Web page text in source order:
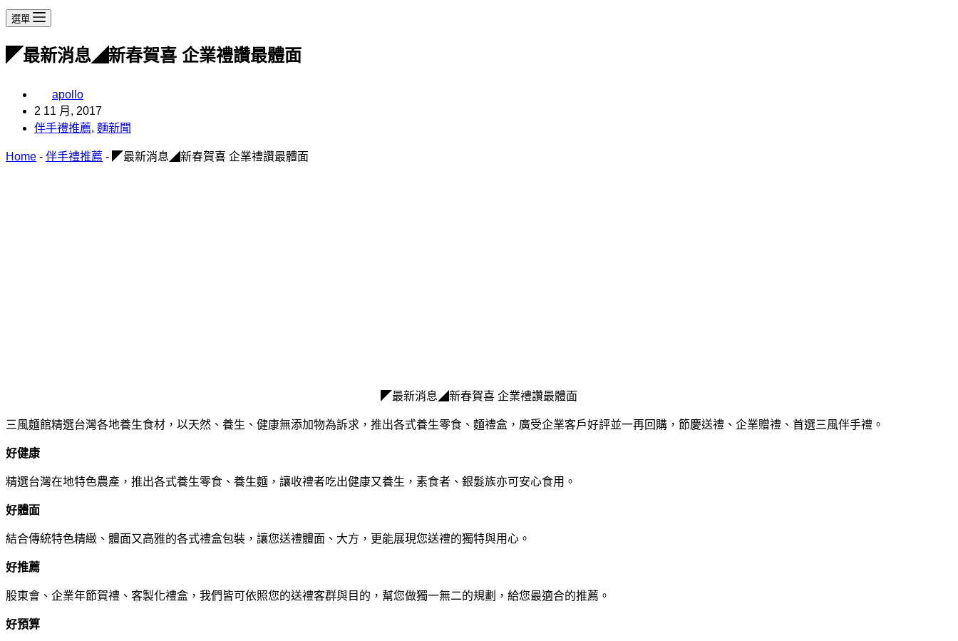
選單
◤最新消息◢新春賀喜 企業禮讚最體面
apollo
2 11 月, 2017
伴手禮推薦, 麵新聞
Home - 伴手禮推薦 - ◤最新消息◢新春賀喜 企業禮讚最體面
◤最新消息◢新春賀喜 企業禮讚最體面
三風麵館精選台灣各地養生食材，以天然、養生、健康無添加物為訴求，推出各式養生零食、麵禮盒，廣受企業客戶好評並一再回購，節慶送禮、企業贈禮、首選三風伴手禮。
好健康
精選台灣在地特色農產 ，推出各式養生零食、養生麵，讓收禮者吃出健康又養生，素食者、銀髮族亦可安心食用。
好體面
結合傳統特色精緻、體面又高雅的各式禮盒包裝，讓您送禮體面、大方， 更能展現您送禮的獨特與用心。
好推薦
股東會、企業年節賀禮、客製化禮盒，我們皆可依照您的送禮客群與目的，幫您做獨一無二的規劃，給您最適合的推薦。
好預算